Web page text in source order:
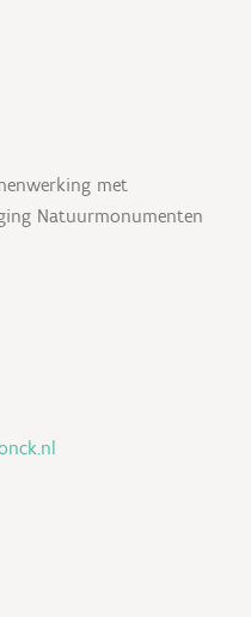
met
Natuurmonumenten